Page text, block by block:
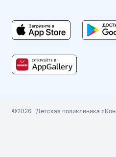
©2026 Детская поликлиника